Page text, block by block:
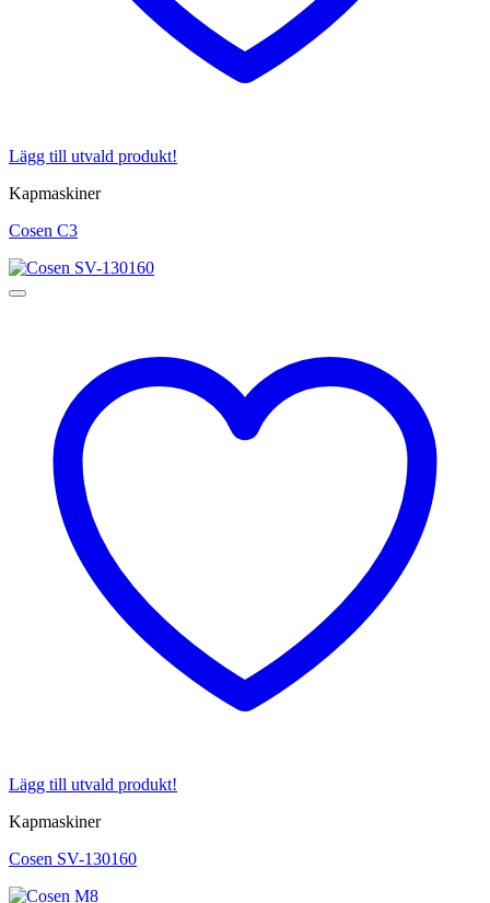
Lägg till utvald produkt!
Kapmaskiner
Cosen C3
Lägg till utvald produkt!
Kapmaskiner
Cosen SV-130160